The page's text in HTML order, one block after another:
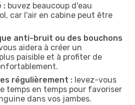
: buvez beaucoup d'eau
car l'air en cabine peut être
anti-bruit ou des bouchons
aidera à créer un
paisible et à profiter de
régulièrement : levez-vous
temps en temps pour favoriser
dans vos jambes.